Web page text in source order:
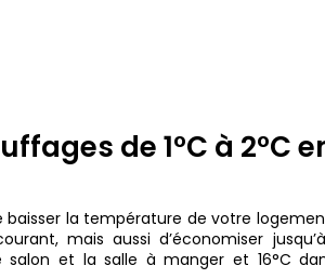
de 1°C à 2°C
la température de votre
mais aussi d’économiser
salon et la salle à manger et 16°C